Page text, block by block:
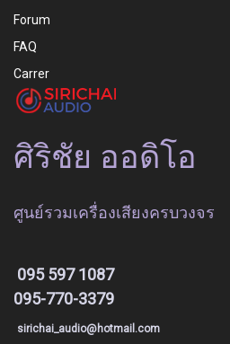
Forum
FAQ
Carrer
ศิริชัย ออดิโอ
ศูนย์รวมเครื่องเสียงครบวงจร
095 597 1087
095-770-3379
sirichai_audio@hotmail.com